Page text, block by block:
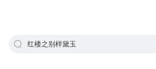
红楼之别样黛玉